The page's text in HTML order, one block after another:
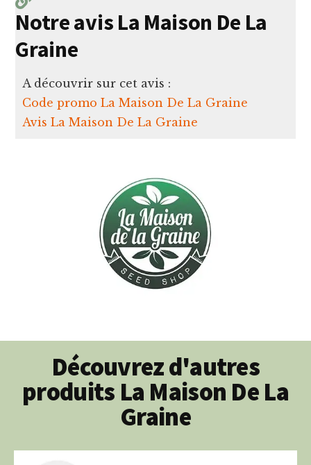
Notre avis La Maison De La
Graine
A découvrir sur cet avis :
Code promo La Maison De La Graine
Avis La Maison De La Graine
Découvrez d'autres
produits La Maison De La
Graine